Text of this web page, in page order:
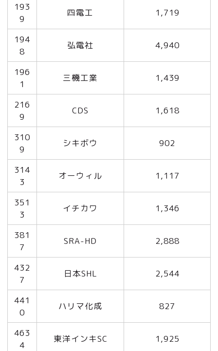
193
9
四電工 1,719
194
8
弘電社 4,940
196
1
三機工業 1,439
216
9
CDS 1,618
310
9
シキボウ 902
314
3
オーウィル 1,117
351
3
イチカワ 1,346
381
7
SRA-HD 2,888
432
7
日本SHL 2,544
441
0
ハリマ化成 827
463
4
東洋インキSC 1,925